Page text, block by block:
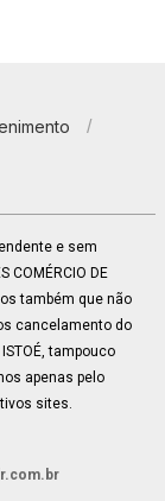
e sem
COMÉRCIO DE
também que não
cancelamento do
tampouco
apenas pelo
sites.